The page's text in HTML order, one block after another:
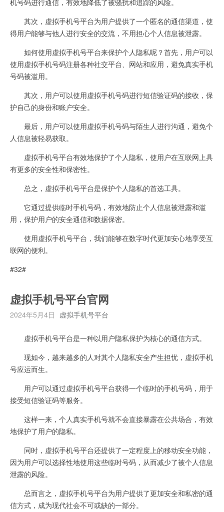
其次，虚拟手机号平台为用户提供了一个匿名的通信渠道，使
得用户能够与他人进行安全的交流，不用担心个人信息被泄露。
如何使用虚拟手机号平台来保护个人隐私呢？首先，用户可以
使用虚拟手机号码注册各种社交平台、网站和应用，避免真实手机
号码被滥用。
其次，用户可以使用虚拟手机号码进行短信验证码的接收，保
护自己的身份和账户安全。
最后，用户可以使用虚拟手机号码与陌生人进行沟通，避免个
人信息被轻易获取。
虚拟手机号平台有效地保护了个人隐私，使用户在互联网上具
有更多的安全性和保密性。
总之，虚拟手机号平台是保护个人隐私的首选工具。
它通过提供临时手机号码，有效地防止个人信息被泄露和滥
用，保护用户的安全通信和数据保密。
使用虚拟手机号平台，我们能够在数字时代更加安心地享受互
联网的便利。
#32#
虚拟手机号平台官网
2024年5月4日 虚拟手机号平台
虚拟手机号平台是一种以用户隐私保护为核心的通信方式。
现如今，越来越多的人对其个人隐私安全产生担忧，虚拟手机
号应运而生。
用户可以通过虚拟手机号平台获得一个临时的手机号码，用于
接受短信验证码等服务。
这样一来，个人真实手机号就不会直接暴露在公共场合，有效
地保护了用户的隐私。
同时，虚拟手机号平台还提供了一定程度上的移动安全功能，
因为用户可以选择性地使用这些临时号码，从而减少了被个人信息
泄露的风险。
总而言之，虚拟手机号平台为用户提供了更加安全和私密的通
信方式，成为现代社会不可或缺的一部分。